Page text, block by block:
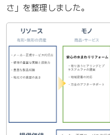
さ」を整理しました。